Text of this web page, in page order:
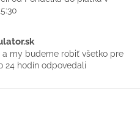
p
r
k
y
v
p
a my budeme robiť všetko pre
24 hodín odpovedali